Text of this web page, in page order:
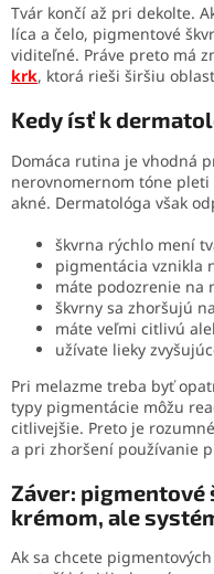
Tvár končí až pri dekolte.
líca a čelo, pigmentové
viditeľné. Práve preto má
krk, ktorá rieši širšiu
Kedy ísť k
Domáca rutina je vhodná
nerovnomernom tóne
akné. Dermatológa však
škvrna rýchlo mení
pigmentácia vznikla
máte podozrenie na
škvrny sa zhoršujú
máte veľmi citlivú
užívate lieky
Pri melazme treba byť
typy pigmentácie môžu
citlivejšie. Preto je
a pri zhoršení používanie
Záver:
krémom, ale
Ak sa chcete